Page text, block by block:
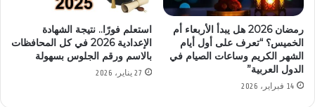
رمضان 2026 هل يبدأ الأربعاء أم
الخميس؟ “تعرف على أول أيام
الشهر الكريم وساعات الصيام في
الدول العربية”
14 فبراير، 2026
استعلم فورًا.. نتيجة الشهادة
الإعدادية 2026 في كل المحافظات
بالاسم ورقم الجلوس بسهولة
27 يناير، 2026